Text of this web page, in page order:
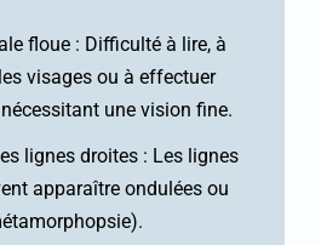
floue : Difficulté à lire, à
visages ou à effectuer
une vision fine.
lignes droites : Les lignes
apparaître ondulées ou